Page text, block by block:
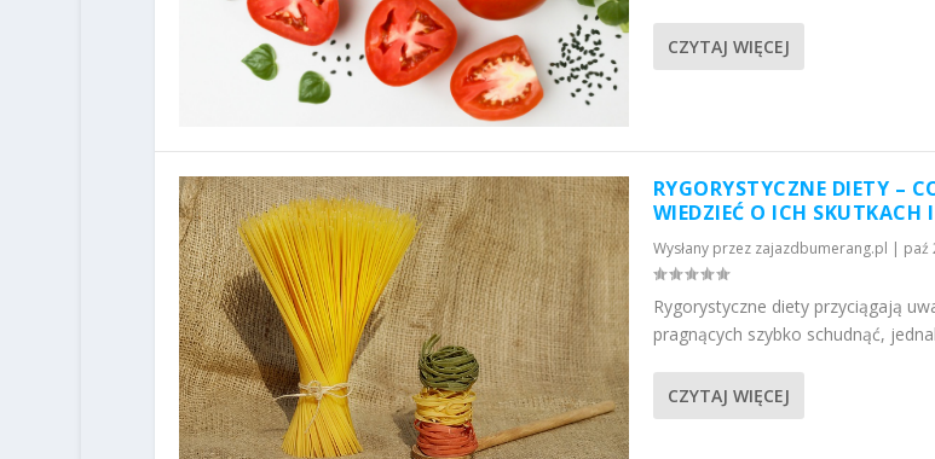
CZYTAJ WIĘCEJ
RYGORYSTYCZNE DIETY –
WIEDZIEĆ O ICH SKUTKACH
Wysłany przez zajazdbumerang.pl | paź
Rygorystyczne diety przyciągają
pragnących szybko schudnąć,
CZYTAJ WIĘCEJ